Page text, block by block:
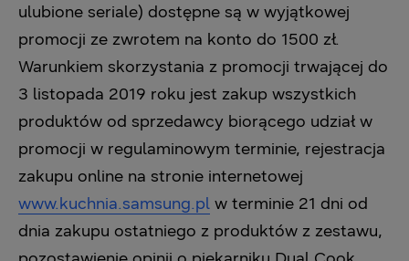
ulubione seriale) dostępne są w wyjątkowej
promocji ze zwrotem na konto do 1500 zł.
Warunkiem skorzystania z promocji trwającej do
3 listopada 2019 roku jest zakup wszystkich
produktów od sprzedawcy biorącego udział w
promocji w regulaminowym terminie, rejestracja
zakupu online na stronie internetowej
www.kuchnia.samsung.pl w terminie 21 dni od
dnia zakupu ostatniego z produktów z zestawu,